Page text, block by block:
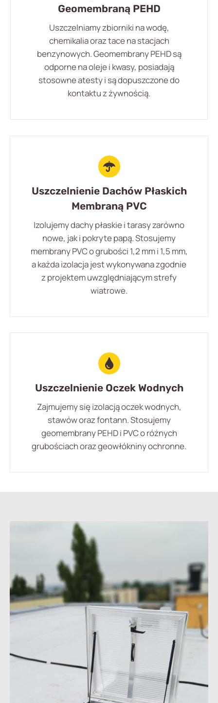
Geomembraną PEHD
Uszczelniamy zbiorniki na wodę,
chemikalia oraz tace na stacjach
benzynowych. Geomembrany PEHD są
odporne na oleje i kwasy, posiadają
stosowne atesty i są dopuszczone do
kontaktu z żywnością.
Uszczelnienie Dachów Płaskich
Membraną PVC
Izolujemy dachy płaskie i tarasy zarówno
nowe, jak i pokryte papą. Stosujemy
membrany PVC o grubości 1,2 mm i 1,5 mm,
a każda izolacja jest wykonywana zgodnie
z projektem uwzględniającym strefy
wiatrowe.
Uszczelnienie Oczek Wodnych
Zajmujemy się izolacją oczek wodnych,
stawów oraz fontann. Stosujemy
geomembrany PEHD i PVC o różnych
grubościach oraz geowłókniny ochronne.